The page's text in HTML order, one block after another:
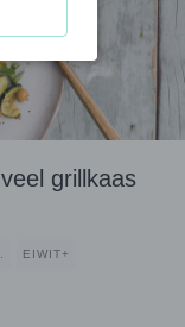
grillkaas
EIWIT+